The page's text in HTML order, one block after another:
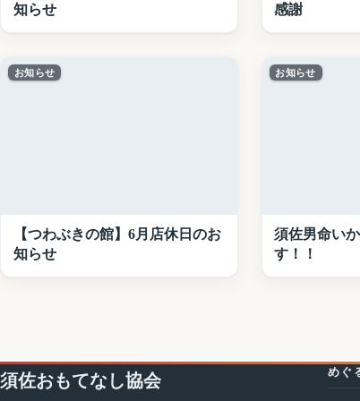
知らせ
感謝
お知らせ
【つわぶきの館】6月店休日のお
知らせ
お知らせ
須佐男命い
す！！
須佐おもてなし協会 めぐ